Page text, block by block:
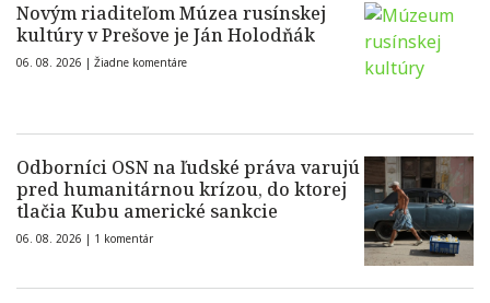
Novým riaditeľom Múzea rusínskej
kultúry v Prešove je Ján Holodňák
06. 08. 2026 | Žiadne komentáre
Odborníci OSN na ľudské práva varujú
pred humanitárnou krízou, do ktorej
tlačia Kubu americké sankcie
06. 08. 2026 | 1 komentár